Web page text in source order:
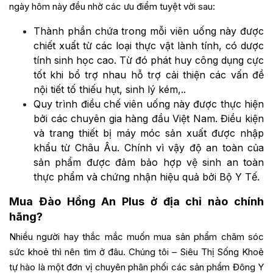
ngày hôm này đều nhờ các ưu điểm tuyệt vời sau:
Thành phần chứa trong mỗi viên uống này được
chiết xuất từ các loại thực vật lành tính, có dược
tính sinh học cao. Từ đó phát huy công dụng cực
tốt khi bổ trợ nhau hỗ trợ cải thiện các vấn đề
nội tiết tố thiếu hụt, sinh lý kém,..
Quy trình điều chế viên uống này được thực hiện
bởi các chuyên gia hàng đầu Việt Nam. Điều kiện
và trang thiết bị máy móc sản xuất được nhập
khẩu từ Châu Âu. Chính vì vậy độ an toàn của
sản phẩm được đảm bảo hợp vệ sinh an toàn
thực phẩm và chứng nhận hiệu quả bởi Bộ Y Tế.
Mua Đào Hồng An Plus ở địa chỉ nào chính
hãng?
Nhiều người hay thắc mắc muốn mua sản phẩm chăm sóc
sức khoẻ thì nên tìm ở đâu. Chúng tôi – Siêu Thị Sống Khoẻ
tự hào là một đơn vị chuyên phân phối các sản phẩm Đông Y